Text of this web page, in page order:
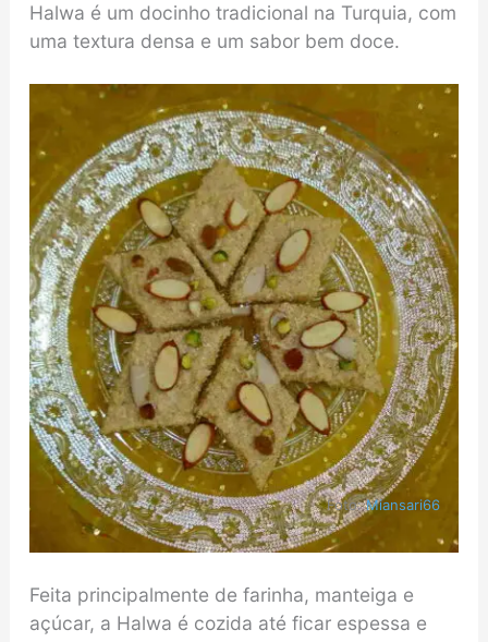
Halwa é um docinho tradicional na Turquia, com
uma textura densa e um sabor bem doce.
Foto:Miansari66
Feita principalmente de farinha, manteiga e
açúcar, a Halwa é cozida até ficar espessa e